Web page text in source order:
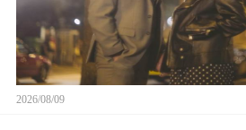
2026/08/09